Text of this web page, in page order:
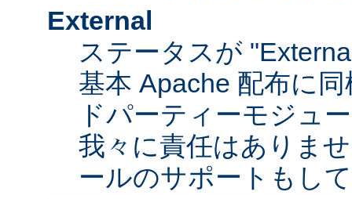
External
ステータスが
基本 Apache 配布に
ドパーティーモジュ
我々に責任はありま
ールのサポートもし